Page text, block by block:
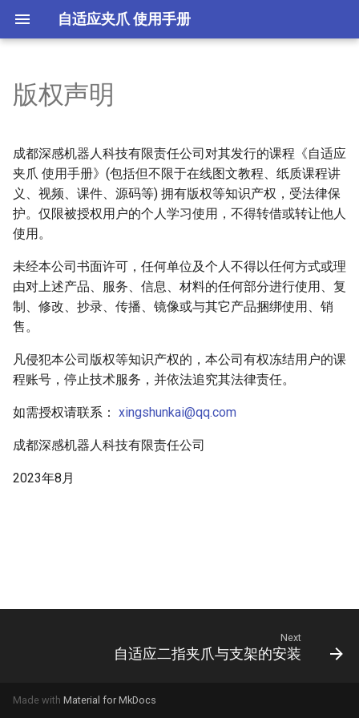
自适应夹爪 使用手册
版权声明-自适应夹爪
版权声明-自适应夹爪
自适应二指夹爪与支架的安装
自适应二指夹爪-开发环境配
置(Ubuntu)
解决Ubuntu22.04下没有
ttyUSB设备的问题
Ubuntu编辑串口设备udev规则
自适应二指夹爪-运动学
🔒 阿凯机器人工具箱
🔒 阿凯机器人工具箱(Ubuntu)
🔒 阿凯机器人工具箱
(Windows+Anaconda)
🔒 阿凯机器人工具箱
(Ubuntu+Anaconda)
🔒 修改夹爪的配置文件
🔒 夹爪控制-读取舵机原始位
置
🔒 夹爪关节标定
🔒 夹爪关节角度控制
🔒 夹爪-控制张开的距离
版权声明
成都深感机器人科技有限责任公司对其发行的课程《自适应
夹爪 使用手册》(包括但不限于在线图文教程、纸质课程讲
义、视频、课件、源码等) 拥有版权等知识产权，受法律保
护。仅限被授权用户的个人学习使用，不得转借或转让他人
使用。
未经本公司书面许可，任何单位及个人不得以任何方式或理
由对上述产品、服务、信息、材料的任何部分进行使用、复
制、修改、抄录、传播、镜像或与其它产品捆绑使用、销
售。
凡侵犯本公司版权等知识产权的，本公司有权冻结用户的课
程账号，停止技术服务，并依法追究其法律责任。
如需授权请联系： xingshunkai@qq.com
成都深感机器人科技有限责任公司
2023年8月
Next
自适应二指夹爪与支架的安装
Made with Material for MkDocs